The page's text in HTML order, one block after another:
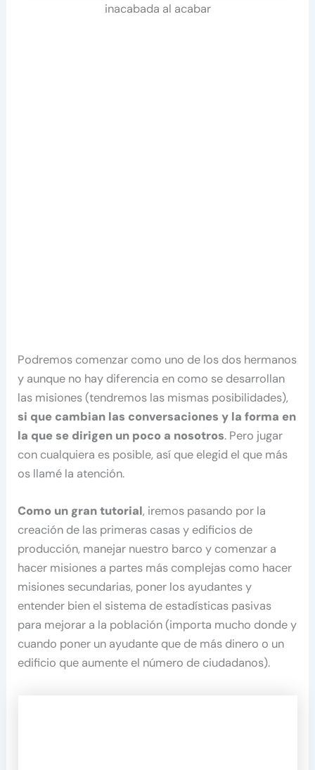
inacabada al acabar
Podremos comenzar como uno de los dos hermanos
y aunque no hay diferencia en como se desarrollan
las misiones (tendremos las mismas posibilidades),
si que cambian las conversaciones y la forma en
la que se dirigen un poco a nosotros. Pero jugar
con cualquiera es posible, así que elegid el que más
os llamé la atención.
Como un gran tutorial, iremos pasando por la
creación de las primeras casas y edificios de
producción, manejar nuestro barco y comenzar a
hacer misiones a partes más complejas como hacer
misiones secundarias, poner los ayudantes y
entender bien el sistema de estadísticas pasivas
para mejorar a la población (importa mucho donde y
cuando poner un ayudante que de más dinero o un
edificio que aumente el número de ciudadanos).